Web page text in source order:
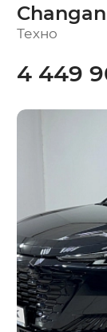
Техно
4 449